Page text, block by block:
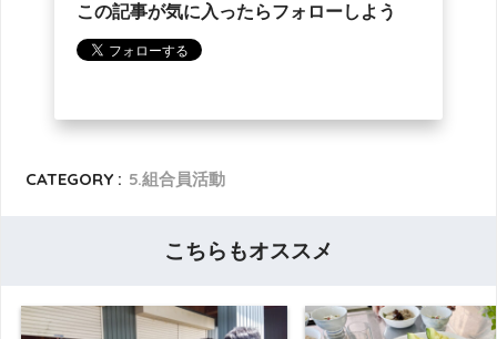
この記事が気に入ったらフォローしよう
CATEGORY : 5.組合員活動
こちらもオススメ